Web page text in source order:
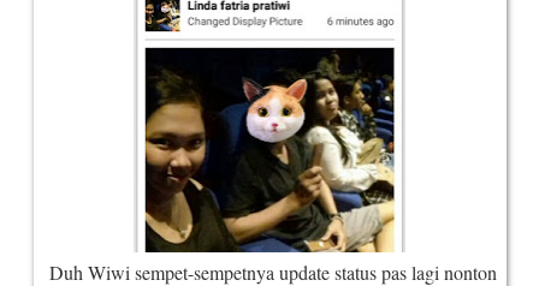
Duh Wiwi sempet-sempetnya update status pas lagi nonton